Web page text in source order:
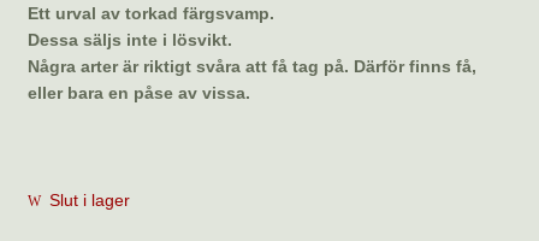
Ett urval av torkad färgsvamp.
Dessa säljs inte i lösvikt.
Några arter är riktigt svåra att få tag på. Därför finns få,
eller bara en påse av vissa.
Slut i lager